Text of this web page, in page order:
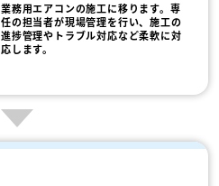
業務用エアコンの施工に移ります。専
任の担当者が現場管理を行い、施工の
進捗管理やトラブル対応など柔軟に対
応します。